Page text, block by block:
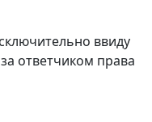
ввиду
ответчиком права